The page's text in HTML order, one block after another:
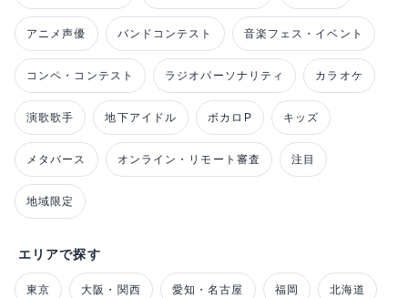
アニメ声優 バンドコンテスト 音楽フェス・イベント
コンペ・コンテスト ラジオパーソナリティ カラオケ
演歌歌手 地下アイドル ボカロP キッズ
メタバース オンライン・リモート審査 注目
地域限定
エリアで探す
東京 大阪・関西 愛知・名古屋 福岡 北海道